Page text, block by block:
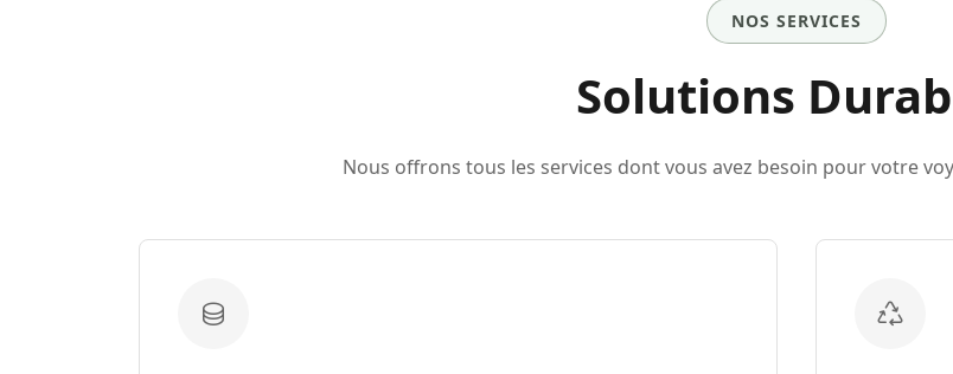
NOS SERVICES
Solutions
Nous offrons tous les services dont vous avez besoin pour votre